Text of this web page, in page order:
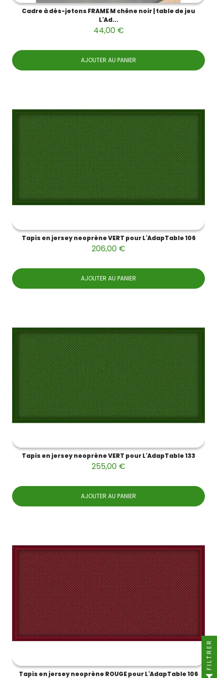
Cadre à dés-jetons FRAME M chêne noir | table de jeu
L'Ad...
44,00 €
AJOUTER AU PANIER
Tapis en jersey neoprène VERT pour L'AdapTable 106
206,00 €
AJOUTER AU PANIER
Tapis en jersey neoprène VERT pour L'AdapTable 133
255,00 €
AJOUTER AU PANIER
Tapis en jersey neoprène ROUGE pour L'AdapTable 106
FILTRER